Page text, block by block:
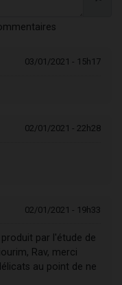
03/01/2021 - 15h17
02/01/2021 - 22h28
02/01/2021 - 19h33
par l'étude de
Rav, merci
au point de ne